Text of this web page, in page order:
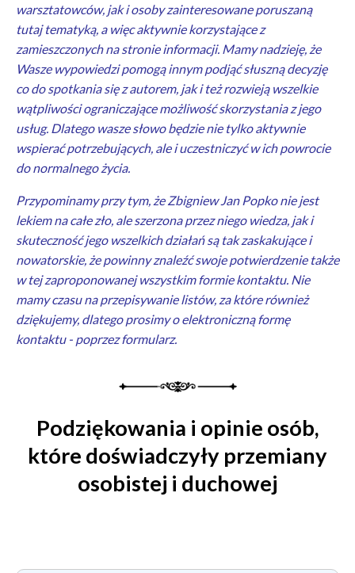
warsztatowców, jak i osoby zainteresowane poruszaną
tutaj tematyką, a więc aktywnie korzystające z
zamieszczonych na stronie informacji. Mamy nadzieję, że
Wasze wypowiedzi pomogą innym podjąć słuszną decyzję
co do spotkania się z autorem, jak i też rozwieją wszelkie
wątpliwości ograniczające możliwość skorzystania z jego
usług. Dlatego wasze słowo będzie nie tylko aktywnie
wspierać potrzebujących, ale i uczestniczyć w ich powrocie
do normalnego życia.
Przypominamy przy tym, że Zbigniew Jan Popko nie jest
lekiem na całe zło, ale szerzona przez niego wiedza, jak i
skuteczność jego wszelkich działań są tak zaskakujące i
nowatorskie, że powinny znaleźć swoje potwierdzenie także
w tej zaproponowanej wszystkim formie kontaktu. Nie
mamy czasu na przepisywanie listów, za które również
dziękujemy, dlatego prosimy o elektroniczną formę
kontaktu - poprzez formularz.
Podziękowania i opinie osób,
które doświadczyły przemiany
osobistej i duchowej